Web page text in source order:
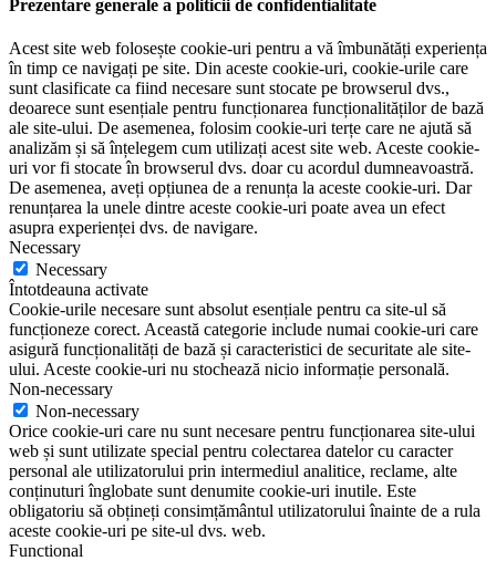
Prezentare generale a politicii de confidentialitate
Acest site web folosește cookie-uri pentru a vă îmbunătăți experiența
în timp ce navigați pe site. Din aceste cookie-uri, cookie-urile care
sunt clasificate ca fiind necesare sunt stocate pe browserul dvs.,
deoarece sunt esențiale pentru funcționarea funcționalităților de bază
ale site-ului. De asemenea, folosim cookie-uri terțe care ne ajută să
analizăm și să înțelegem cum utilizați acest site web. Aceste cookie-
uri vor fi stocate în browserul dvs. doar cu acordul dumneavoastră.
De asemenea, aveți opțiunea de a renunța la aceste cookie-uri. Dar
renunțarea la unele dintre aceste cookie-uri poate avea un efect
asupra experienței dvs. de navigare.
Necessary
Necessary
Întotdeauna activate
Cookie-urile necesare sunt absolut esențiale pentru ca site-ul să
funcționeze corect. Această categorie include numai cookie-uri care
asigură funcționalități de bază și caracteristici de securitate ale site-
ului. Aceste cookie-uri nu stochează nicio informație personală.
Non-necessary
Non-necessary
Orice cookie-uri care nu sunt necesare pentru funcționarea site-ului
web și sunt utilizate special pentru colectarea datelor cu caracter
personal ale utilizatorului prin intermediul analitice, reclame, alte
conținuturi înglobate sunt denumite cookie-uri inutile. Este
obligatoriu să obțineți consimțământul utilizatorului înainte de a rula
aceste cookie-uri pe site-ul dvs. web.
Functional